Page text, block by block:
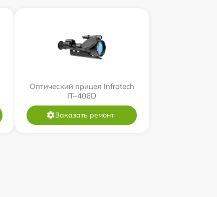
Оптический прицел Infratech
IT–406D
Заказать ремонт